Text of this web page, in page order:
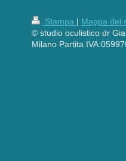
Stampa | Mappa del
© studio oculistico dr
Milano Partita